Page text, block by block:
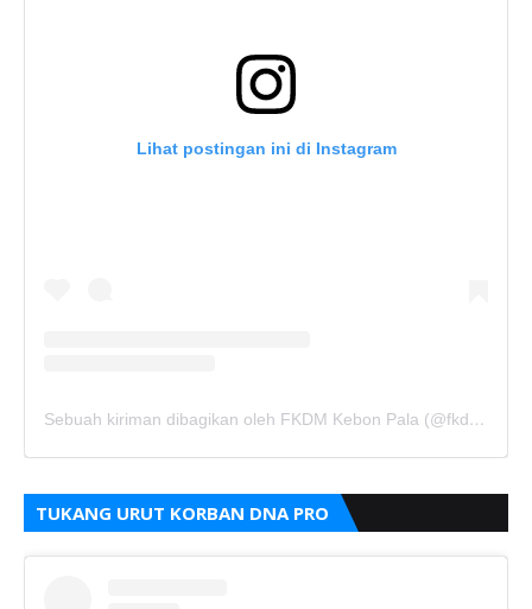
Lihat postingan ini di Instagram
Sebuah kiriman dibagikan oleh FKDM Kebon Pala (@fkdm_kebonpala)
TUKANG URUT KORBAN DNA PRO